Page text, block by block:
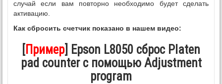
случай если вам повторно необходимо будет сделать
активацию.
Как сбросить счетчик показано в нашем видео:
Пример] Epson L8050 сброс Platen
pad counter с помощью Adjustment
program